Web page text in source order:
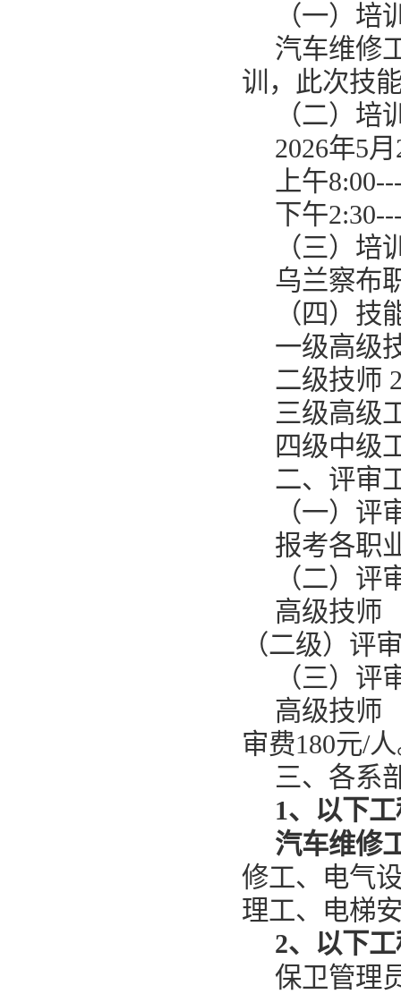
（一）培
汽车维修
训，此次技
（二）培
2026年5
上午
下午
（三）培
乌兰察布
（四）技
一级高级
二级技师
三级高级
四级中级
二、评审
（一）评
报考各职
（二）评
高级技师
（二级）评
（三）评
高级技师
审费180元/
三、各系
1、 以下
汽车维修
修工、电气
理工、电梯
2、 以下
保卫管理